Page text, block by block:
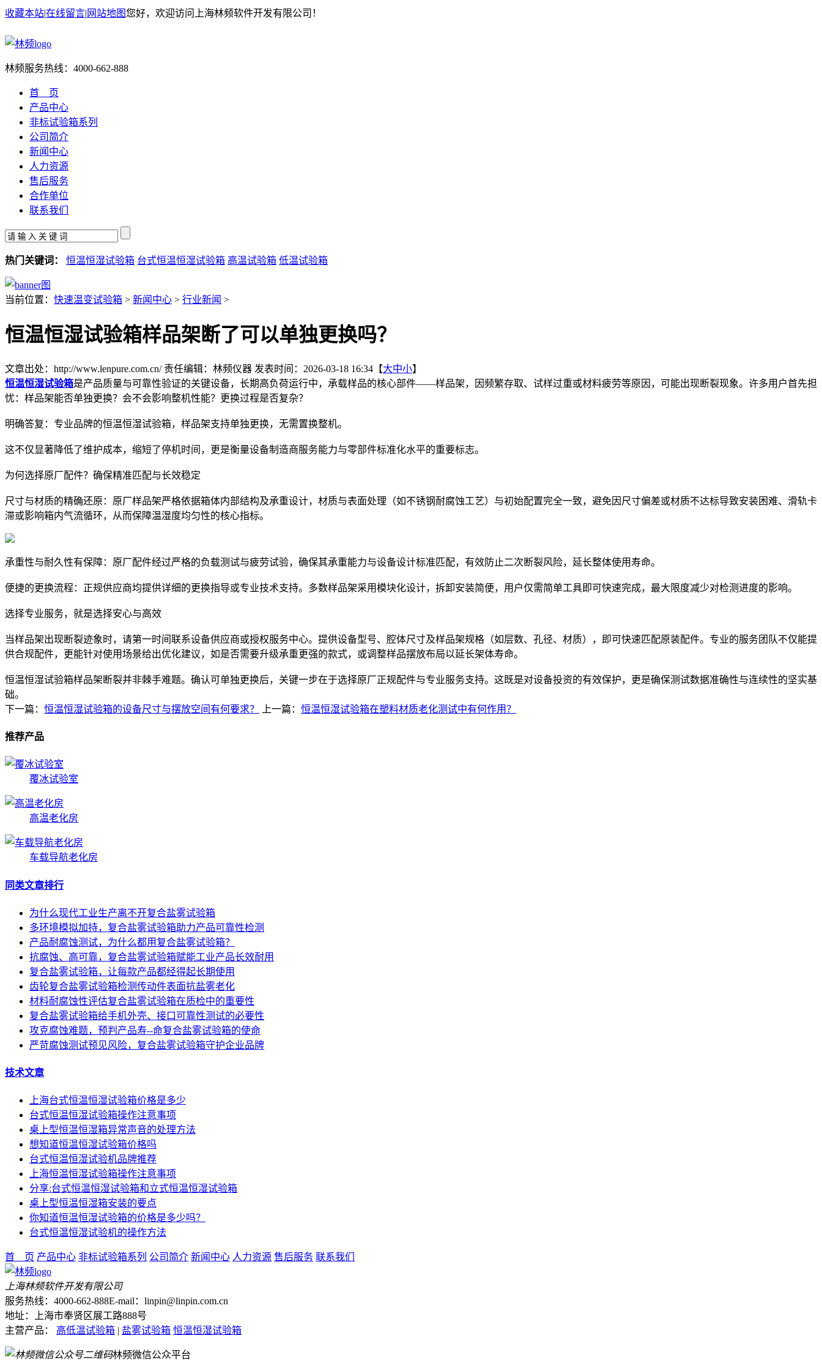
收藏本站|在线留言| 网站地图您好，欢迎访问上海林频软件开发有限公司！
林频服务热线： 4000-662-888
首 页
产品中心
非标试验箱系列
公司简介
新闻中心
人力资源
售后服务
合作单位
联系我们
热门关键词： 恒温恒湿试验箱 台式恒温恒湿试验箱 高温试验箱 低温试验箱
当前位置： 快速温变试验箱 > 新闻中心 > 行业新闻 >
恒温恒湿试验箱样品架断了可以单独更换吗？
文章出处：http://www.lenpure.com.cn/ 责任编辑：林频仪器 发表时间：2026-03-18 16:34【大中小】
恒温恒湿试验箱是产品质量与可靠性验证的关键设备，长期高负荷运行中，承载样品的核心部件——样品架，因频繁存取、试样过重或材料疲劳等原因，可能出现断裂现象。许多用户首先担
忧：样品架能否单独更换？会不会影响整机性能？更换过程是否复杂？
明确答复：专业品牌的恒温恒湿试验箱，样品架支持单独更换，无需置换整机。
这不仅显著降低了维护成本，缩短了停机时间，更是衡量设备制造商服务能力与零部件标准化水平的重要标志。
为何选择原厂配件？确保精准匹配与长效稳定
尺寸与材质的精确还原：原厂样品架严格依据箱体内部结构及承重设计，材质与表面处理（如不锈钢耐腐蚀工艺）与初始配置完全一致，避免因尺寸偏差或材质不达标导致安装困难、滑轨卡
滞或影响箱内气流循环，从而保障温湿度均匀性的核心指标。
承重性与耐久性有保障：原厂配件经过严格的负载测试与疲劳试验，确保其承重能力与设备设计标准匹配，有效防止二次断裂风险，延长整体使用寿命。
便捷的更换流程：正规供应商均提供详细的更换指导或专业技术支持。多数样品架采用模块化设计，拆卸安装简便，用户仅需简单工具即可快速完成，最大限度减少对检测进度的影响。
选择专业服务，就是选择安心与高效
当样品架出现断裂迹象时，请第一时间联系设备供应商或授权服务中心。提供设备型号、腔体尺寸及样品架规格（如层数、孔径、材质），即可快速匹配原装配件。专业的服务团队不仅能提
供合规配件，更能针对使用场景给出优化建议，如是否需要升级承重更强的款式，或调整样品摆放布局以延长架体寿命。
恒温恒湿试验箱样品架断裂并非棘手难题。确认可单独更换后，关键一步在于选择原厂正规配件与专业服务支持。这既是对设备投资的有效保护，更是确保测试数据准确性与连续性的坚实基
础。
下一篇： 恒温恒湿试验箱的设备尺寸与摆放空间有何要求？ 上一篇： 恒温恒湿试验箱在塑料材质老化测试中有何作用？
推荐产品
覆冰试验室
高温老化房
车载导航老化房
同类文章排行
为什么现代工业生产离不开复合盐雾试验箱
多环境模拟加持，复合盐雾试验箱助力产品可靠性检测
产品耐腐蚀测试，为什么都用复合盐雾试验箱？
抗腐蚀、高可靠，复合盐雾试验箱赋能工业产品长效耐用
复合盐雾试验箱，让每款产品都经得起长期使用
齿轮复合盐雾试验箱检测传动件表面抗盐雾老化
材料耐腐蚀性评估复合盐雾试验箱在质检中的重要性
复合盐雾试验箱给手机外壳、接口可靠性测试的必要性
攻克腐蚀难题，预判产品寿--命复合盐雾试验箱的使命
严苛腐蚀测试预见风险，复合盐雾试验箱守护企业品牌
技术文章
上海台式恒温恒湿试验箱价格是多少
台式恒温恒湿试验箱操作注意事项
桌上型恒温恒湿箱异常声音的处理方法
想知道恒温恒湿试验箱价格吗
台式恒温恒湿试验机品牌推荐
上海恒温恒湿试验箱操作注意事项
分享:台式恒温恒湿试验箱和立式恒温恒湿试验箱
桌上型恒温恒湿箱安装的要点
你知道恒温恒湿试验箱的价格是多少吗？
台式恒温恒湿试验机的操作方法
首 页 产品中心 非标试验箱系列 公司简介 新闻中心 人力资源 售后服务 联系我们
上海林频软件开发有限公司
服务热线：4000-662-888E-mail：linpin@linpin.com.cn
地址：上海市奉贤区展工路888号
主营产品： 高低温试验箱 盐雾试验箱 恒温恒湿试验箱
林频微信公众平台